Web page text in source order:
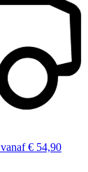
vanaf € 54,90